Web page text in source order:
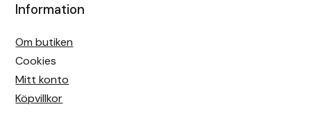
Information
Om butiken
Cookies
Mitt konto
Köpvillkor